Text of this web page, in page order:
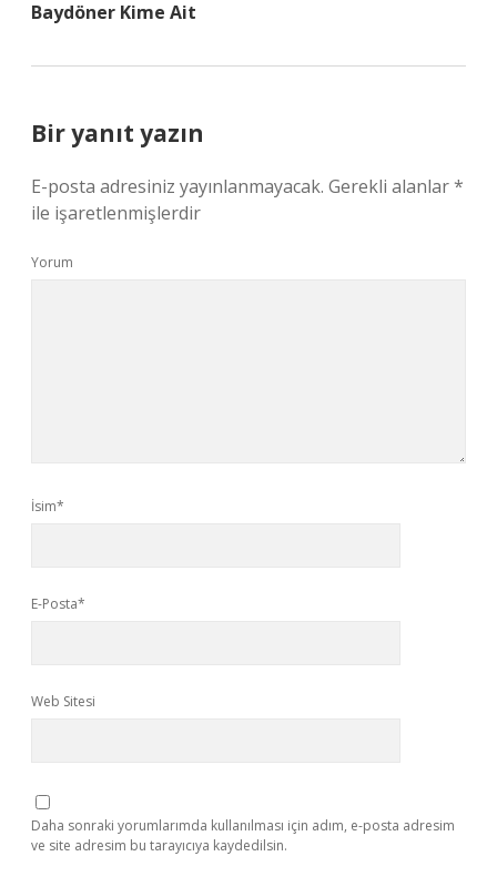
Baydöner Kime Ait
Bir yanıt yazın
E-posta adresiniz yayınlanmayacak. Gerekli alanlar*
ile işaretlenmişlerdir
Yorum
İsim*
E-Posta*
Web Sitesi
Daha sonraki yorumlarımda kullanılması için adım, e-posta adresim
ve site adresim bu tarayıcıya kaydedilsin.